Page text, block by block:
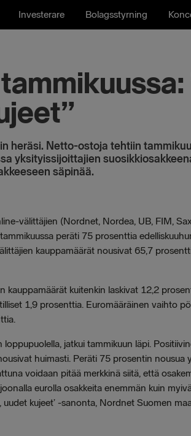
Investerare Bolagsstyrning
heräsi. Netto-ostoja tehtiin
yksityissijoittajien
säpinää.
välittäjien (Nordnet, Nordea, UB, FIM,
peräti 75 prosenttia
kauppamäärät nousivat 65,7
kauppamäärät kuitenkin laskivat 12,2
1,9 prosenttia. Euromääräinen vaihto
loppupuolella, jatkui tammikuun läpi.
huimasti. Peräti 75 prosentin nousua
voidaan pitää merkkinä siitä, että
eurolla osakkeita enemmän kuin
kujeet’ -sanonta, Nordnet Suomen